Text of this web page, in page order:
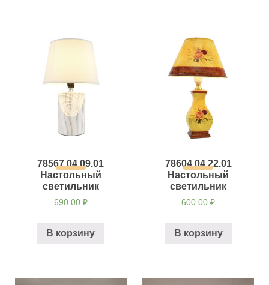
78567.04.09.01
Настольный
светильник
690.00 ₽
В корзину
78604.04.22.01
Настольный
светильник
600.00₽
В корзину